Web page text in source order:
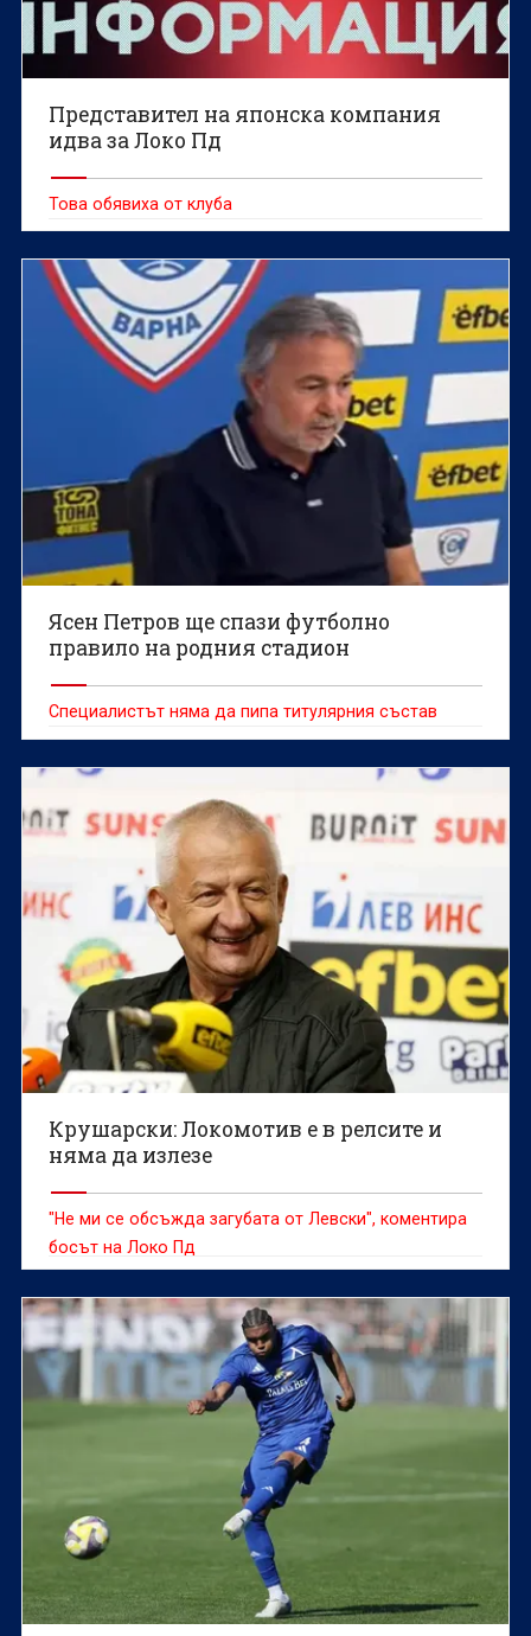
Представител на японска компания
идва за Локо Пд
Това обявиха от клуба
Ясен Петров ще спази футболно
правило на родния стадион
Специалистът няма да пипа титулярния състав
Крушарски: Локомотив е в релсите и
няма да излезе
"Не ми се обсъжда загубата от Левски", коментира
босът на Локо Пд